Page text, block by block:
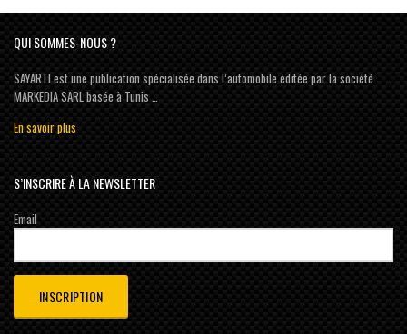
QUI SOMMES-NOUS ?
SAYARTI est une publication spécialisée dans l’automobile éditée par la société
MARKEDIA SARL basée à Tunis …
En savoir plus
S’INSCRIRE À LA NEWSLETTER
Email